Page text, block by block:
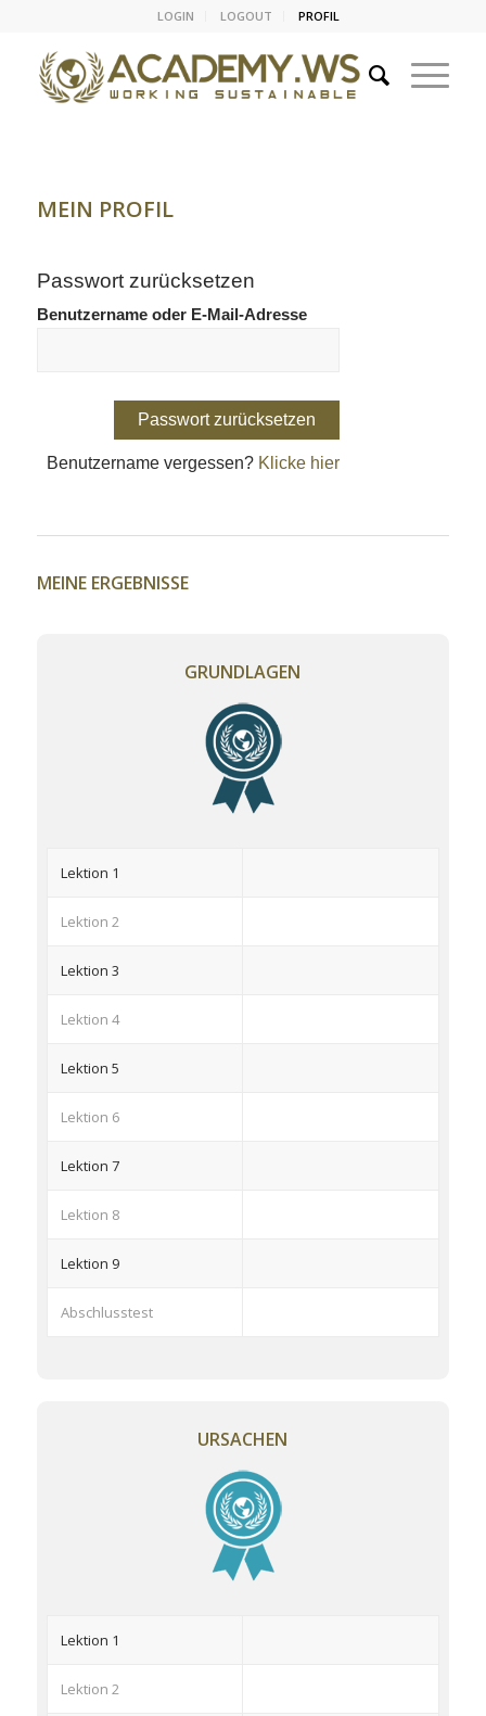
LOGIN LOGOUT PROFIL
MEIN PROFIL
Passwort zurücksetzen
Benutzername oder E-Mail-Adresse
Benutzername vergessen? Klicke hier
MEINE ERGEBNISSE
GRUNDLAGEN
Lektion 1
Lektion 2
Lektion 3
Lektion 4
Lektion 5
Lektion 6
Lektion 7
Lektion 8
Lektion 9
Abschlusstest
URSACHEN
Lektion 1
Lektion 2